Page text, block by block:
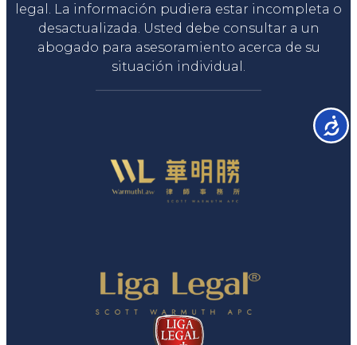
legal. La información pudiera estar incompleta o
desactualizada. Usted debe consultar a un
abogado para asesoramiento acerca de su
situación individual.